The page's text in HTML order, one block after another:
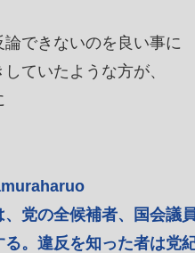
論できないのを良い事に
ていたような方が、
党の全候補者、国会議
。違反を知った者は党